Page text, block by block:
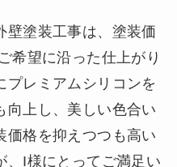
壁塗装工事は、塗装価
希望に沿った仕上がり
プレミアムシリコンを
向上し、美しい色合い
価格を抑えつつも高い
、I様にとってご満足い